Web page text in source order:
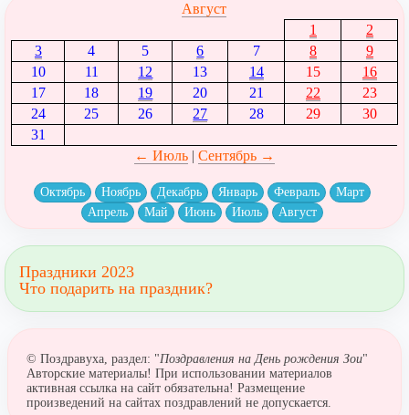
Август
1
2
3
4 5 6 7 8
9
10
11 12 13 14 15
16
17
18 19 20 21 22
23
24
25 26 27 28 29
30
31
← Июль| Сентябрь →
Октябрь Ноябрь Декабрь Январь Февраль
Март
Апрель
Май Июнь Июль Август
Праздники 2023
Что подарить на праздник?
© Поздравуха, раздел: "Поздравления на День рождения Зои"
Авторские материалы! При использовании материалов
активная ссылка на сайт обязательна! Размещение
произведений на сайтах поздравлений не допускается.